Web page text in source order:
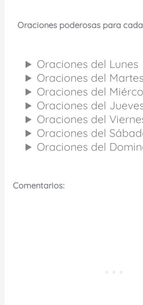
Oraciones poderosas para
Oraciones del Lunes
Oraciones del Martes
Oraciones del
Oraciones del
Oraciones del
Oraciones del
Oraciones del
Comentarios: